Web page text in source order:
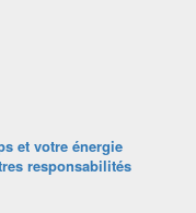
et votre énergie
responsabilités